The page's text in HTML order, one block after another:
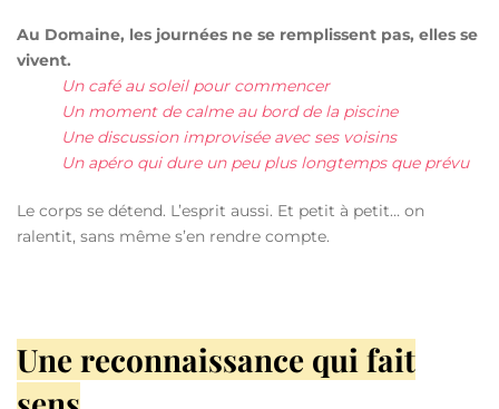
Au Domaine, les journées ne se remplissent pas, elles se
vivent.
Un café au soleil pour commencer
Un moment de calme au bord de la piscine
Une discussion improvisée avec ses voisins
Un apéro qui dure un peu plus longtemps que prévu
Le corps se détend. L’esprit aussi. Et petit à petit… on
ralentit, sans même s’en rendre compte.
Une reconnaissance qui fait